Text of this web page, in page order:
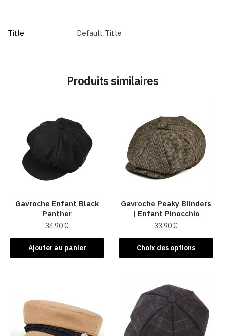
Title Default Title
Produits similaires
Gavroche Enfant Black
Panther
34,90€
Ajouter au panier
Gavroche Peaky Blinders
| Enfant Pinocchio
33,90€
Choix des options
Ce
produit
variations.
Les
options
peuvent